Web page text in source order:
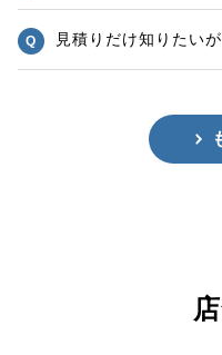
見積りだけ知りたい